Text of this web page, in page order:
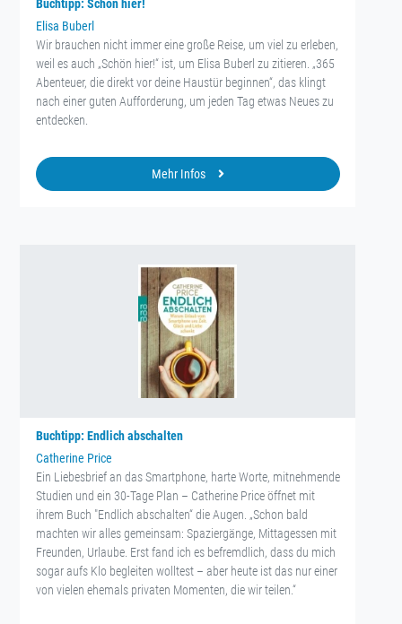
Buchtipp: Schön hier!
Elisa Buberl
Wir brauchen nicht immer eine große Reise, um viel zu erleben,
weil es auch „Schön hier!“ ist, um Elisa Buberl zu zitieren. „365
Abenteuer, die direkt vor deine Haustür beginnen“, das klingt
nach einer guten Aufforderung, um jeden Tag etwas Neues zu
entdecken.
Mehr Infos
Buchtipp: Endlich abschalten
Catherine Price
Ein Liebesbrief an das Smartphone, harte Worte, mitnehmende
Studien und ein 30-Tage Plan – Catherine Price öffnet mit
ihrem Buch "Endlich abschalten“ die Augen. „Schon bald
machten wir alles gemeinsam: Spaziergänge, Mittagessen mit
Freunden, Urlaube. Erst fand ich es befremdlich, dass du mich
sogar aufs Klo begleiten wolltest – aber heute ist das nur einer
von vielen ehemals privaten Momenten, die wir teilen.“